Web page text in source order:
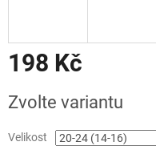
198 Kč
cena:
Zvolte variantu
Velikost